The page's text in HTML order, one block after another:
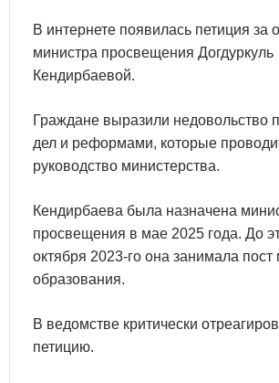
В интернете появилась петиция за
министра просвещения Догдуркуль
Кендирбаевой.
Граждане выразили недовольство
дел и реформами, которые
руководство министерства.
Кендирбаева была назначена
просвещения в мае 2025 года. До
октября 2023-го она занимала пост
образования.
В ведомстве критически
петицию.